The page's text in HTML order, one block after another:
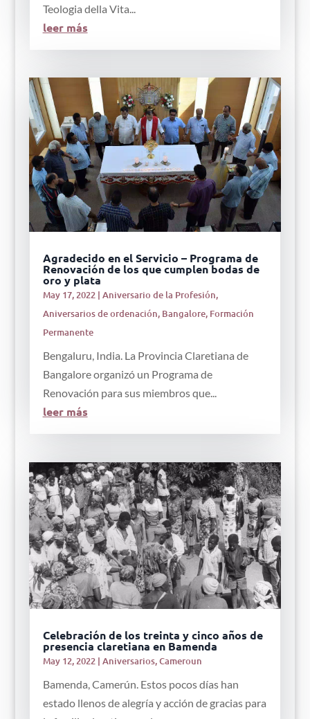
Teologia della Vita...
leer más
Agradecido en el Servicio – Programa de
Renovación de los que cumplen bodas de
oro y plata
May 17, 2022| Aniversario de la Profesión,
Aniversarios de ordenación, Bangalore, Formación
Permanente
Bengaluru, India. La Provincia Claretiana de
Bangalore organizó un Programa de
Renovación para sus miembros que...
leer más
Celebración de los treinta y cinco años de
presencia claretiana en Bamenda
May 12, 2022| Aniversarios,Cameroun
Bamenda, Camerún. Estos pocos días han
estado llenos de alegría y acción de gracias para